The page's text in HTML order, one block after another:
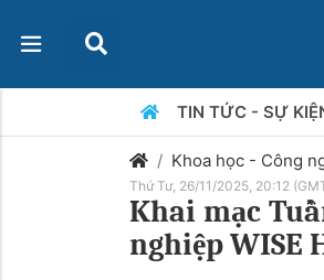
TIN TỨC - SỰ
Khoa học - Công
Thứ Tư, 26/11/2025, 20:12
Khai mạc
nghiệp WISE